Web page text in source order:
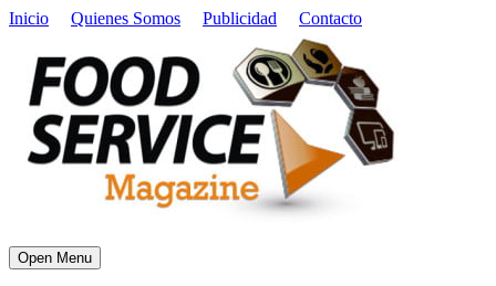
Inicio Quienes Somos Publicidad Contacto
Open Menu